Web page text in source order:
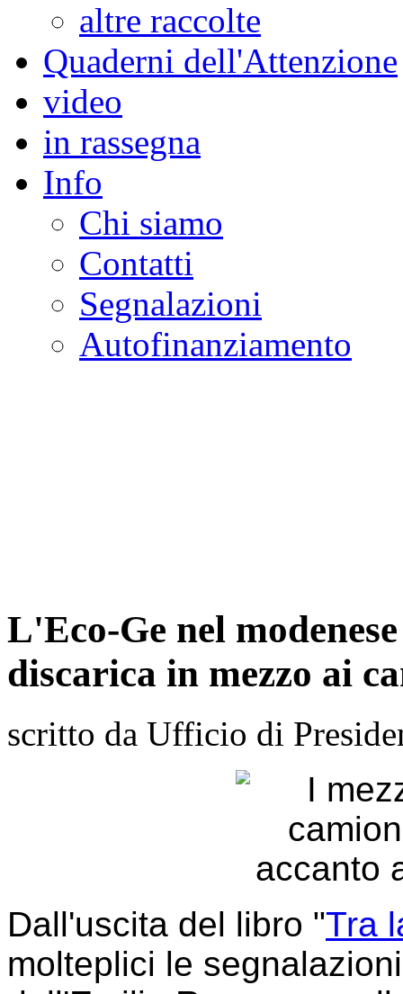
altre raccolte
Quaderni dell'Attenzione
video
in rassegna
Info
Chi siamo
Contatti
Segnalazioni
Autofinanziamento
L'Eco-Ge nel
discarica in mezzo ai
scritto da Ufficio di
Dall'uscita del libro "Tra
molteplici le